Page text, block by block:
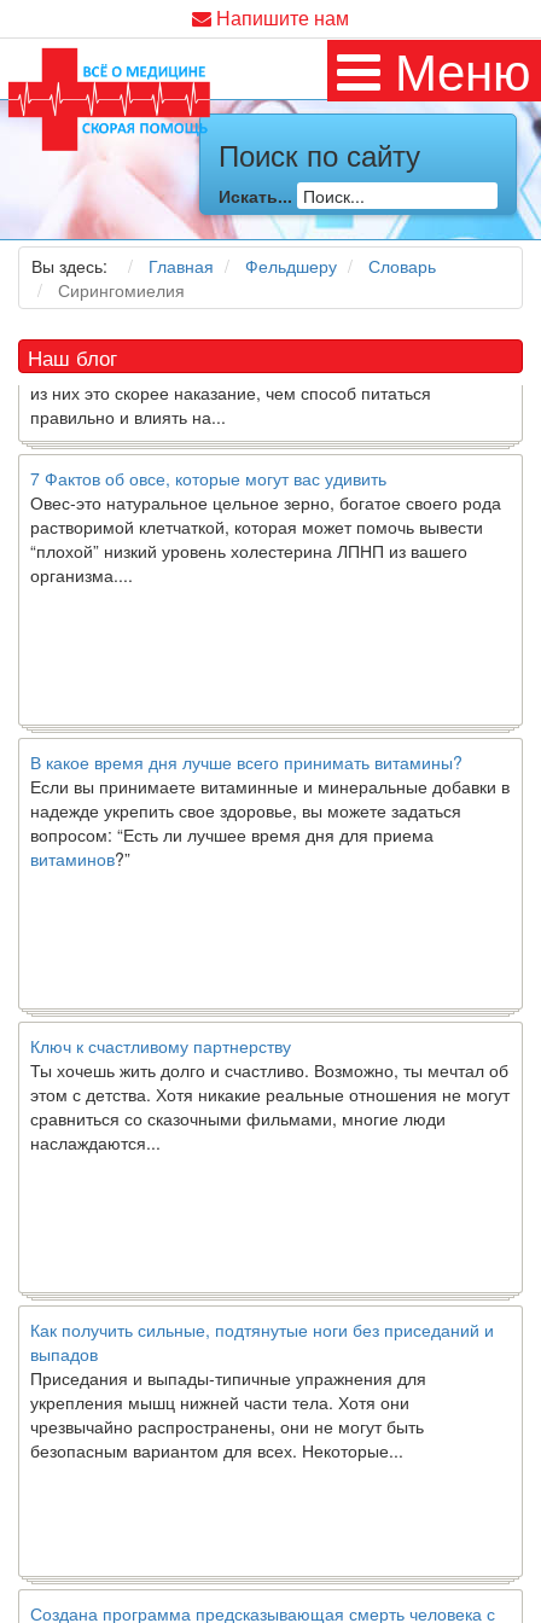
Напишите нам
Меню
Поиск по сайту
Искать...
Вы здесь: Главная Фельдшеру
Словарь
Сирингомиелия
Наш блог
Как я заболел во время локдауна?
Это странная ситуация: вы соблюдали все меры
предосторожности COVID-19 (вы почти все время дома),
но, тем не менее, вы каким-то образом простудились. Вы
можете задаться...
5 причин обратить внимание на средиземноморскую диету
Какдиетолог, я вижу, что многие причудливые диеты
приходят в нашу
из них это скорее наказание, чем способ питаться
правильно и влиять на...
7 Фактов об овсе, которые могут вас удивить
Овес-это натуральное цельное зерно, богатое своего рода
растворимой клетчаткой, которая может помочь вывести
“плохой” низкий уровень холестерина ЛПНП из вашего
организма....
В какое время дня лучше всего принимать витамины?
Если вы принимаете витаминные и минеральные добавки в
надежде укрепить свое здоровье, вы можете задаться
вопросом: “Есть ли лучшее время дня для приема
витаминов ?”
Ключ к счастливому партнерству
Ты хочешь жить долго и счастливо. Возможно, ты мечтал об
этом с детства. Хотя никакие реальные отношения не могут
сравниться со сказочными фильмами, многие люди
наслаждаются...
Как получить сильные, подтянутые ноги без приседаний и
выпадов
Приседания и выпады-типичные упражнения для
укрепления мышц нижней части тела. Хотя они
чрезвычайно распространены, они не могут быть
безопасным вариантом для всех. Некоторые...
Создана программа предсказывающая смерть человека с